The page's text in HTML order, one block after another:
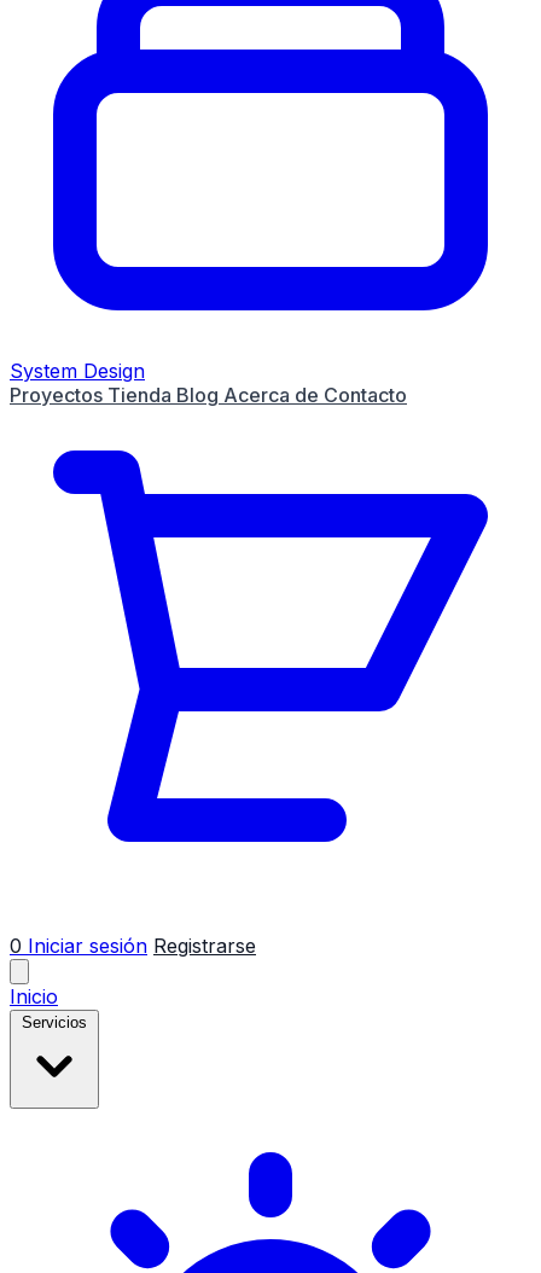
System Design
Proyectos Tienda Blog Acerca de Contacto
0 Iniciar sesión Registrarse
Inicio
Servicios